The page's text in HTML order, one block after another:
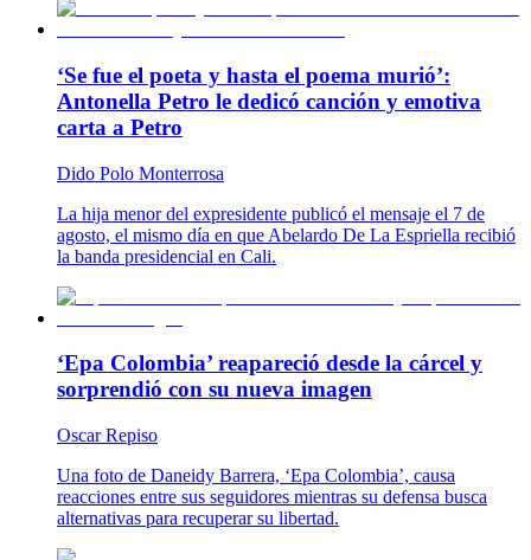
‘Se fue el poeta y hasta el poema murió’:
Antonella Petro le dedicó canción y emotiva
carta a Petro
Dido Polo Monterrosa
La hija menor del expresidente publicó el mensaje el 7 de
agosto, el mismo día en que Abelardo De La Espriella recibió
la banda presidencial en Cali.
‘Epa Colombia’ reapareció desde la cárcel y
sorprendió con su nueva imagen
Oscar Repiso
Una foto de Daneidy Barrera, ‘Epa Colombia’, causa
reacciones entre sus seguidores mientras su defensa busca
alternativas para recuperar su libertad.